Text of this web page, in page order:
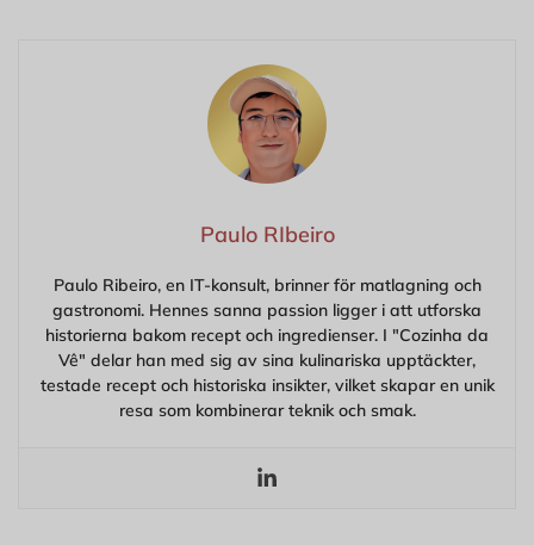
Paulo RIbeiro
Paulo Ribeiro, en IT-konsult, brinner för matlagning och
gastronomi. Hennes sanna passion ligger i att utforska
historierna bakom recept och ingredienser. I "Cozinha da
Vê" delar han med sig av sina kulinariska upptäckter,
testade recept och historiska insikter, vilket skapar en unik
resa som kombinerar teknik och smak.